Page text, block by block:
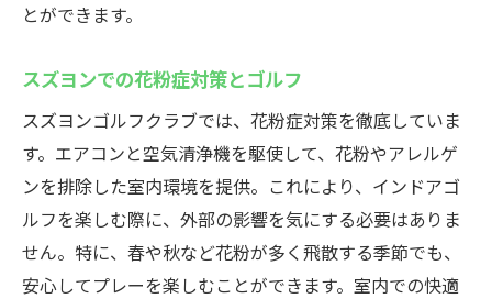
とができます。
スズヨンでの花粉症対策とゴルフ
スズヨンゴルフクラブでは、花粉症対策を徹底していま
す。エアコンと空気清浄機を駆使して、花粉やアレルゲ
ンを排除した室内環境を提供。これにより、インドアゴ
ルフを楽しむ際に、外部の影響を気にする必要はありま
せん。特に、春や秋など花粉が多く飛散する季節でも、
安心してプレーを楽しむことができます。室内での快適